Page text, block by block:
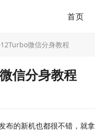
首页
微信分身教程
信分身教程
布的新机也都很不错，就